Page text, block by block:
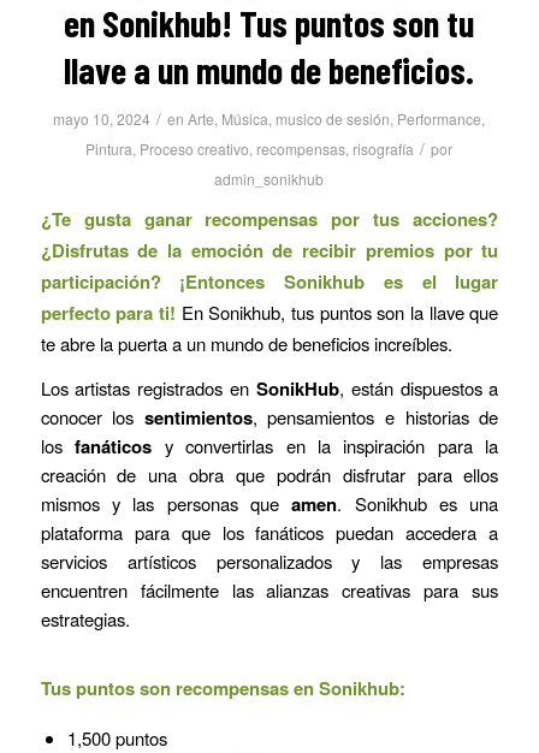
en Sonikhub! Tus puntos son tu
llave a un mundo de beneficios.
mayo 10, 2024 / enArte, Música, musico de sesión, Performance,
Pintura, Proceso creativo, recompensas, risografía / por
admin_sonikhub
¿Te gusta ganar recompensas por tus acciones?
¿Disfrutas de la emoción de recibir premios por tu
participación? ¡Entonces Sonikhub es el lugar
perfecto para ti! En Sonikhub, tus puntos son la llave que
te abre la puerta a un mundo de beneficios increíbles.
Los artistas registrados en SonikHub, están dispuestos a
conocer los sentimientos, pensamientos e historias de
losfanáticos y convertirlas en la inspiración para la
creación de una obra que podrán disfrutar para ellos
mismos y las personas queamen. Sonikhub es una
plataforma para que los fanáticos puedan accedera a
servicios artísticos personalizados y las empresas
encuentren fácilmente las alianzas creativas para sus
estrategias.
Tus puntos son recompensas en Sonikhub:
1,500 puntos